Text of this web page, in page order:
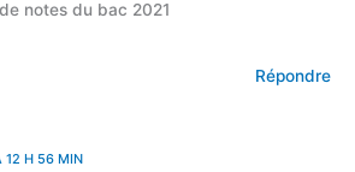
notes du bac 2021
Répondre
12 H 56 MIN